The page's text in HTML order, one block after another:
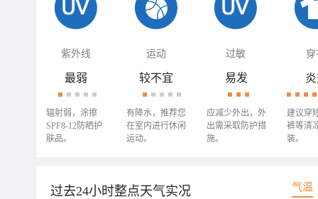
紫外线 运动 过敏 穿
最弱
辐射弱，涂擦
SPF8-12防晒护
肤品。
较不宜
有降水，推荐您
在室内进行休闲
运动。
易发
应减少外出，外
出需采取防护措
施。
建议穿
裤等清
装。
过去24小时整点天气实况 气温